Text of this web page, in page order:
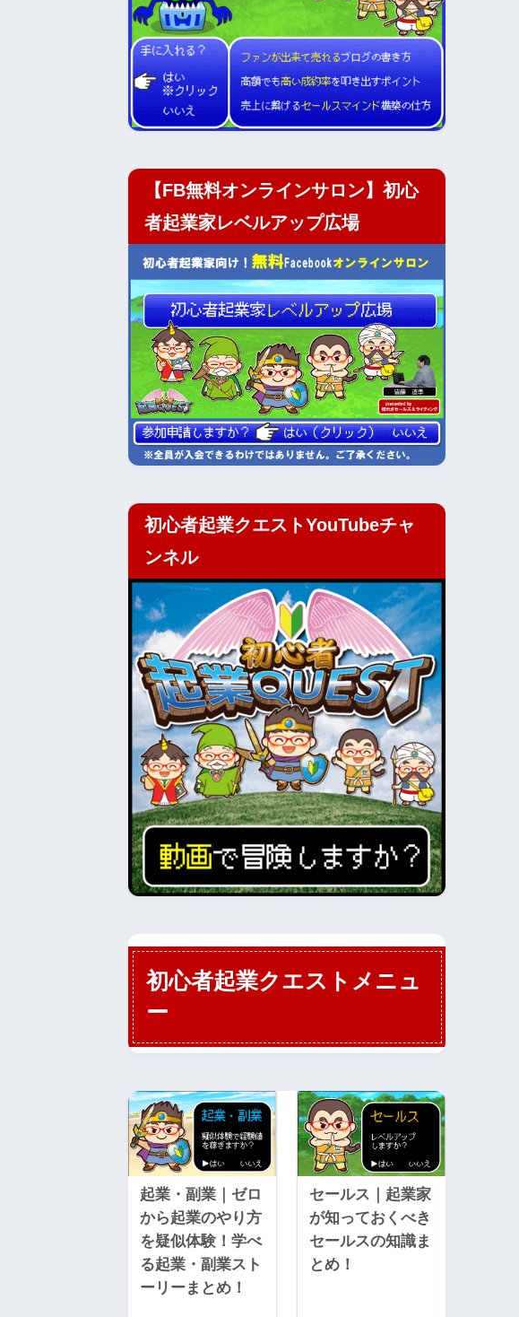
【FB無料オンラインサロン】初心
者起業家レベルアップ広場
初心者起業クエストYouTubeチャ
ンネル
初心者起業クエストメニュ
ー
起業・副業｜ゼロ
から起業のやり方
を疑似体験！学べ
る起業・副業スト
ーリーまとめ！
セールス｜起業家
が知っておくべき
セールスの知識ま
とめ！